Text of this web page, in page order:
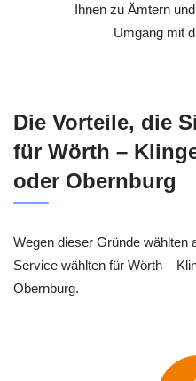
Ihnen zu Ämtern
Umgang mit
Die Vorteile, die
für Wörth –
oder Obernburg
Wegen dieser Gründe wählten
Service wählten für Wörth –
Obernburg.